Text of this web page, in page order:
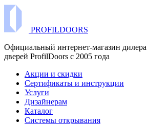
PROFILDOORS
Официальный интернет-магазин
дверей ProfilDoors c 2005 года
Акции и скидки
Сертификаты и инструкции
Услуги
Дизайнерам
Каталог
Системы открывания